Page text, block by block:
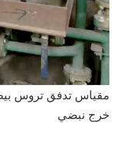
مقياس تدفق تروس
خرج نبضي